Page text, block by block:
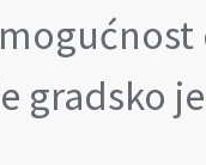
gradsko